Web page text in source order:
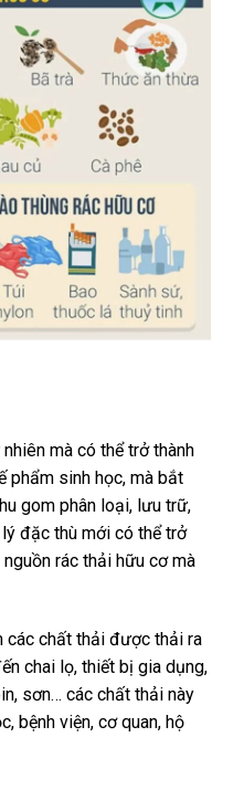
mà có thể trở thành
phẩm sinh học, mà bắt
gom phân loại, lưu trữ,
đặc thù mới có thể trở
rác thải hữu cơ mà
các chất thải được thải ra
chai lọ, thiết bị gia dụng,
sơn… các chất thải này
bệnh viện, cơ quan, hộ